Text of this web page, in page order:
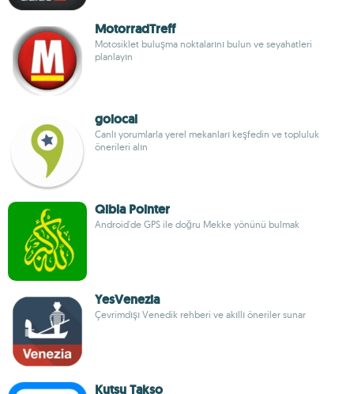
MotorradTreff
Motosiklet buluşma noktalarını bulun ve seyahatleri
planlayın
golocal
Canlı yorumlarla yerel mekanları keşfedin ve topluluk
önerileri alın
Qibla Pointer
Android'de GPS ile doğru Mekke yönünü bulmak
YesVenezia
Çevrimdışı Venedik rehberi ve akıllı öneriler sunar
Kutsu Takso